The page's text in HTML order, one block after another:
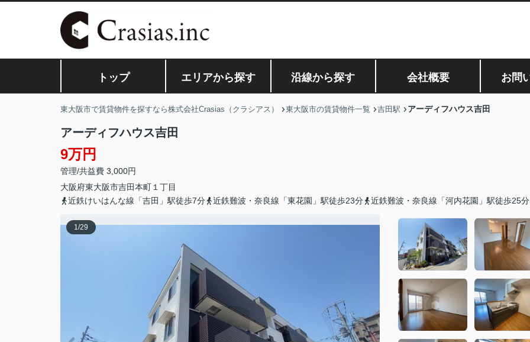
トップ エリアから探す 沿線から探す 会社概要 お問
東大阪市で賃貸物件を探すなら株式会社Crasias（クラシアス） 東大阪市の賃貸物件一覧 吉田駅 アーディフハウス吉田
アーディフハウス吉田
9万円
管理/共益費 3,000円
大阪府東大阪市吉田本町 １丁目
近鉄けいはんな線「吉田」駅徒歩7分
近鉄難波・奈良線「東花園」駅徒歩23分 近鉄難波・奈良線「河内花園」駅徒歩25分
1/29